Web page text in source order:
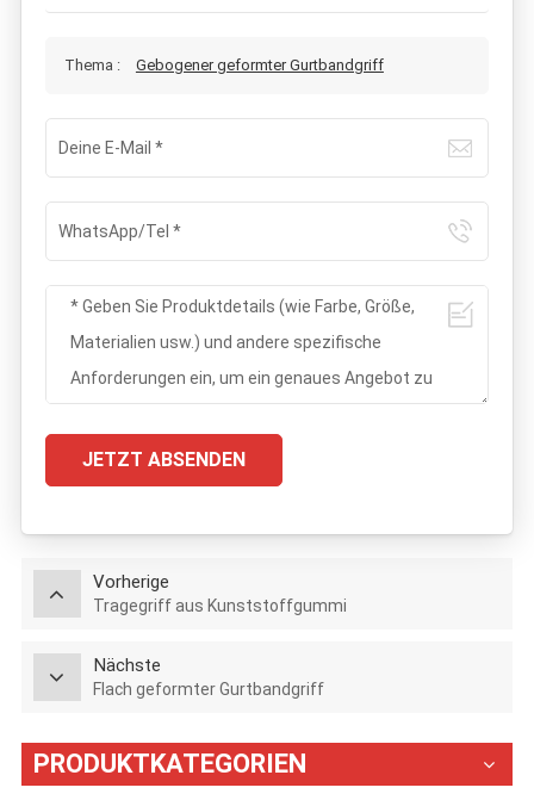
Thema : Gebogener geformter Gurtbandgriff
JETZT ABSENDEN
Vorherige
Tragegriff aus Kunststoffgummi
Nächste
Flach geformter Gurtbandgriff
PRODUKTKATEGORIEN